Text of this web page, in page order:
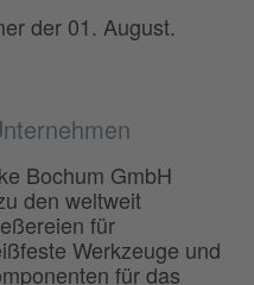
der 01. August.
Bochum GmbH
den weltweit
für
Werkzeuge und
für das